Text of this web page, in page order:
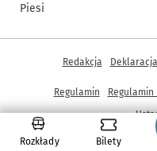
Rozkłady Bilety
Piesi
© Copyright 2005-
Inne informacje
Redakcja
Regulamin